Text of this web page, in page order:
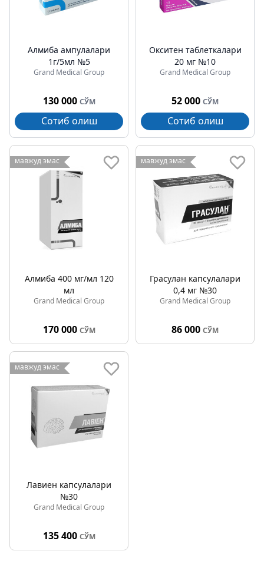
Алмиба ампулалари
1г/5мл №5
Grand Medical Group
130 000 СЎМ
Сотиб олиш
Окситен таблеткалари
20 мг №10
Grand Medical Group
52 000 СЎМ
Сотиб олиш
мавжуд эмас
Алмиба 400 мг/мл 120
мл
Grand Medical Group
170 000 СЎМ
мавжуд эмас
Грасулан капсулалари
0,4 мг №30
Grand Medical Group
86 000 СЎМ
мавжуд эмас
Лавиен капсулалари
№30
Grand Medical Group
135 400 СЎМ